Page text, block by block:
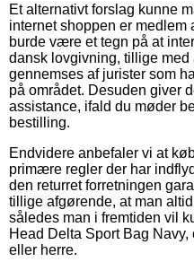
Et alternativt forslag kunne
internet shoppen er
burde være et tegn på at
dansk lovgivning, tillige
gennemses af jurister som
på området. Desuden giver
assistance, ifald du møder
bestilling.
Endvidere anbefaler vi at
primære regler der har
den returret forretningen
tillige afgørende, at man
således man i fremtiden vil
Head Delta Sport Bag
eller herre.